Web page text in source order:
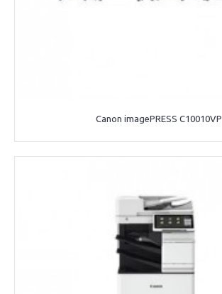
Canon imagePRESS C10010VP